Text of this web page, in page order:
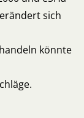
sich
könnte